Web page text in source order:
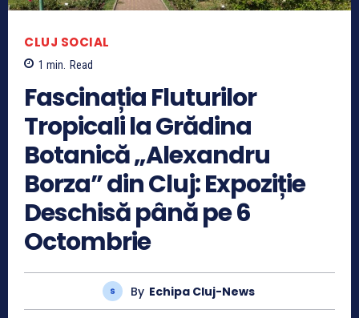
CLUJ SOCIAL
1 min. Read
Fascinația Fluturilor
Tropicali la Grădina
Botanică „Alexandru
Borza” din Cluj: Expoziție
Deschisă până pe 6
Octombrie
By Echipa Cluj-News